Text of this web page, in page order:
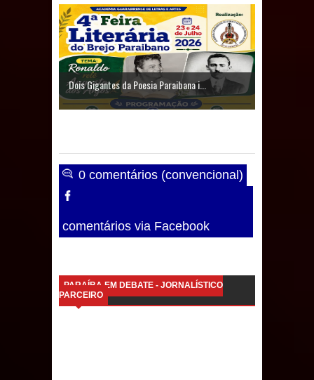
Caldas Brandão: IPMCB responde
questionamentos da vereadora
Rosângela e afirma que
parcelamentos são referentes a
Dois Gigantes da Poesia Paraibana i...
0 comentários (convencional)
comentários via Facebook
PARAÍBA EM DEBATE - JORNALÍSTICO
PARCEIRO